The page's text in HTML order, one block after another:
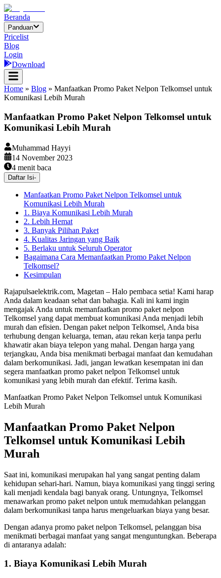
Beranda
Panduan
Pricelist
Blog
Login
Download
Home » Blog » Manfaatkan Promo Paket Nelpon Telkomsel untuk
Komunikasi Lebih Murah
Manfaatkan Promo Paket Nelpon Telkomsel untuk
Komunikasi Lebih Murah
Muhammad Hayyi
14 November 2023
4 menit baca
Daftar Isi-
Manfaatkan Promo Paket Nelpon Telkomsel untuk
Komunikasi Lebih Murah
1. Biaya Komunikasi Lebih Murah
2. Lebih Hemat
3. Banyak Pilihan Paket
4. Kualitas Jaringan yang Baik
5. Berlaku untuk Seluruh Operator
Bagaimana Cara Memanfaatkan Promo Paket Nelpon
Telkomsel?
Kesimpulan
Rajapulsaelektrik.com, Magetan – Halo pembaca setia! Kami harap
Anda dalam keadaan sehat dan bahagia. Kali ini kami ingin
mengajak Anda untuk memanfaatkan promo paket nelpon
Telkomsel yang dapat membuat komunikasi Anda menjadi lebih
murah dan efisien. Dengan paket nelpon Telkomsel, Anda bisa
terhubung dengan keluarga, teman, atau rekan kerja tanpa perlu
khawatir akan biaya telepon yang mahal. Dengan harga yang
terjangkau, Anda bisa menikmati berbagai manfaat dan kemudahan
dalam berkomunikasi. Jadi, jangan lewatkan kesempatan ini dan
segera manfaatkan promo paket nelpon Telkomsel untuk
komunikasi yang lebih murah dan efektif. Terima kasih.
Manfaatkan Promo Paket Nelpon Telkomsel untuk Komunikasi
Lebih Murah
Manfaatkan Promo Paket Nelpon
Telkomsel untuk Komunikasi Lebih
Murah
Saat ini, komunikasi merupakan hal yang sangat penting dalam
kehidupan sehari-hari. Namun, biaya komunikasi yang tinggi sering
kali menjadi kendala bagi banyak orang. Untungnya, Telkomsel
menawarkan promo paket nelpon untuk memudahkan pelanggan
dalam berkomunikasi tanpa harus mengeluarkan biaya yang besar.
Dengan adanya promo paket nelpon Telkomsel, pelanggan bisa
menikmati berbagai manfaat yang sangat menguntungkan. Beberapa
di antaranya adalah:
1. Biaya Komunikasi Lebih Murah